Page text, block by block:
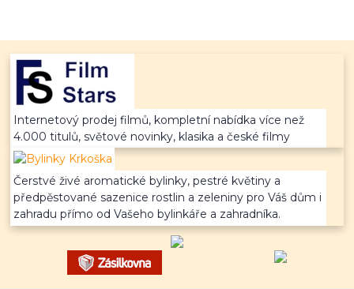
Internetový prodej filmů, kompletní nabídka více než
4.000 titulů, světové novinky, klasika a české filmy
Čerstvé živé aromatické bylinky, pestré květiny a
předpěstované sazenice rostlin a zeleniny pro Váš dům i
zahradu přímo od Vašeho bylinkáře a zahradníka.